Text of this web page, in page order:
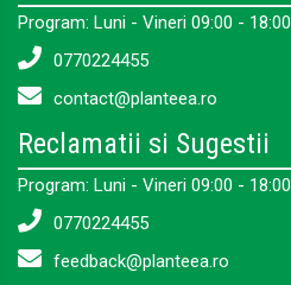
Program: Luni - Vineri 09:00 - 18:00
0770224455
contact@planteea.ro
Reclamatii si Sugestii
Program: Luni - Vineri 09:00 - 18:00
0770224455
feedback@planteea.ro